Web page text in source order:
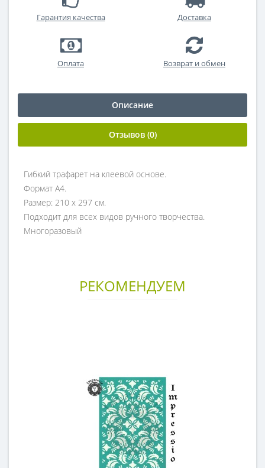
Гарантия качества Доставка
Оплата Возврат и обмен
Описание
Отзывов (0)
Гибкий трафарет на клеевой основе.
Формат А4.
Размер: 210 х 297 см.
Подходит для всех видов ручного творчества.
Многоразовый
РЕКОМЕНДУЕМ